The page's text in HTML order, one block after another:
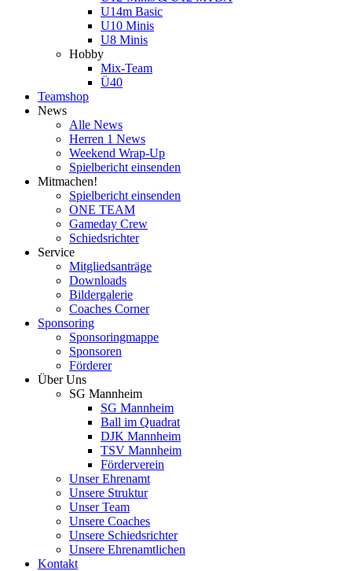
U14m Basic
U10 Minis
U8 Minis
Hobby
Mix-Team
Ü40
Teamshop
News
Alle News
Herren 1 News
Weekend Wrap-Up
Spielbericht einsenden
Mitmachen!
Spielbericht einsenden
ONE TEAM
Gameday Crew
Schiedsrichter
Service
Mitgliedsanträge
Downloads
Bildergalerie
Coaches Corner
Sponsoring
Sponsoringmappe
Sponsoren
Förderer
Über Uns
SG Mannheim
SG Mannheim
Ball im Quadrat
DJK Mannheim
TSV Mannheim
Förderverein
Unser Ehrenamt
Unsere Struktur
Unser Team
Unsere Coaches
Unsere Schiedsrichter
Unsere Ehrenamtlichen
Kontakt